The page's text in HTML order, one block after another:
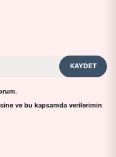
KAYDET
ve bu kapsamda verilerimin